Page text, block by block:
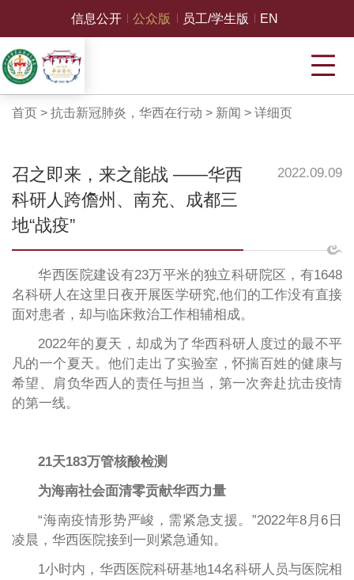
信息公开 公众版 员工/学生版 EN
首页 > 抗击新冠肺炎，华西在行动 > 新闻 > 详细页
召之即来，来之能战 ——华西
科研人跨儋州、南充、成都三
地“战疫”
2022.09.09
华西医院建设有23万平米的独立科研院区，有1648
名科研人在这里日夜开展医学研究,他们的工作没有直接
面对患者，却与临床救治工作相辅相成。
2022年的夏天，却成为了华西科研人度过的最不平
凡的一个夏天。他们走出了实验室，怀揣百姓的健康与
希望、肩负华西人的责任与担当，第一次奔赴抗击疫情
的第一线。
21天183万管核酸检测
为海南社会面清零贡献华西力量
“海南疫情形势严峻，需紧急支援。”2022年8月6日
凌晨，华西医院接到一则紧急通知。
1小时内，华西医院科研基地14名科研人员与医院相